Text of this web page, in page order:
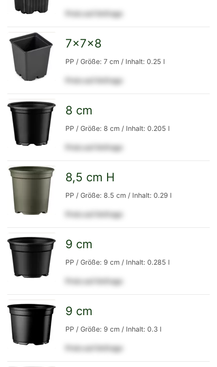
Detailseite
Preis auf Anfrage
Detailseite
7x7x8
PP / Größe: 7 cm / Inhalt: 0.25 l
Preis auf Anfrage
Detailseite
8 cm
PP / Größe: 8 cm / Inhalt: 0.205 l
Preis auf Anfrage
Detailseite
8,5 cm H
PP / Größe: 8.5 cm / Inhalt: 0.29 l
Preis auf Anfrage
Detailseite
9 cm
PP / Größe: 9 cm / Inhalt: 0.285 l
Preis auf Anfrage
9 cm
PP / Größe: 9 cm / Inhalt: 0.3 l
Preis auf Anfrage